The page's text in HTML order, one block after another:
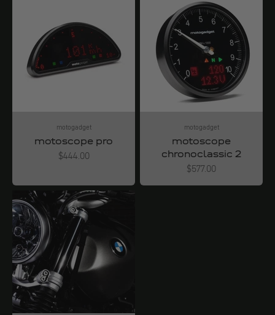
motogadget
motoscope pro
Angebot
$444.00
motogadget
motoscope
chronoclassic 2
Angebot
$577.00